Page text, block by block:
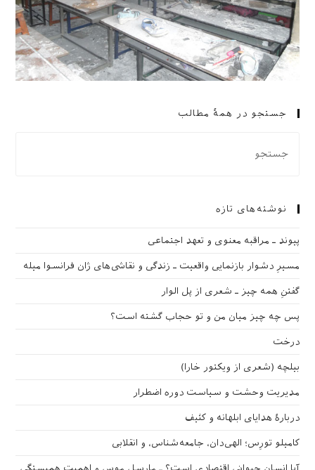
جستجو در همهٔ مطالب
نوشته‌های تازه
پیوند ـ مراقبه‌ معنوی و تعهد اجتماعی
مسیرِ دشوار بازنمایی واقعیت ـ زندگی و نقاشی‌های ژان فرانسوا میله
گفتنِ همه چیز ـ شعری از پل الوار
پس چه چیز میان من و تو حجاب گشته است؟
درخت
بیلچه (شعری از ویکتور خارا)
مدیریت وحشت و سیاست دوره اضطرار
دربارهٔ هدایای ابلهانه و کثیف
کامیلو تورِس؛ الهی‌دان، جامعه‌شناس، و انقلابی